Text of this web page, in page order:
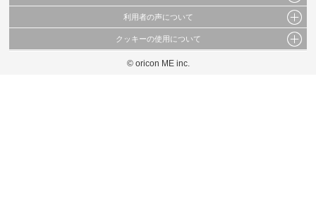
当サイトで公開されている情報（文字、写真、イラスト、画像データ等）及びこれらの配
これらの情報を権利者の許可なく無断転載・複製などの二次利用を行うことは固く禁じて
利用者の声について
当サイトに掲載している内容はすべてサービスの利用者が提出された見解・感想です。
弊社の見解・ 意見ではないことをご理解いただいた上でご覧ください。
クッキーの使用について
このサイトでは Cookie を使用して、ユーザーに合わせたコンテンツや広告の表示、ソー
© oricon ME inc.